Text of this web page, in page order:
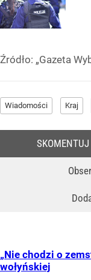
Źródło: „Gazeta
Wiadomości Kraj
SKOMENTUJ
„Nie chodzi o
wołyńskiej